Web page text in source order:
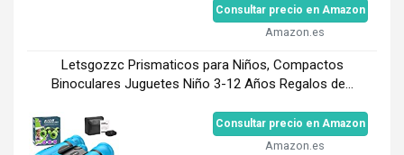
Consultar precio en Amazon
Amazon.es
Letsgozzc Prismaticos para Niños, Compactos
Binoculares Juguetes Niño 3-12 Años Regalos de...
Consultar precio en Amazon
Amazon.es